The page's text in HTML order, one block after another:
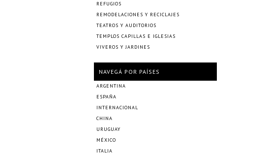
REFUGIOS
REMODELACIONES Y RECICLAJES
TEATROS Y AUDITORIOS
TEMPLOS CAPILLAS E IGLESIAS
VIVEROS Y JARDINES
NAVEGÁ POR PAÍSES
ARGENTINA
ESPAÑA
INTERNACIONAL
CHINA
URUGUAY
MÉXICO
ITALIA